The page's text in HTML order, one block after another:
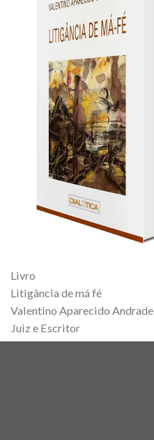
Livro
Litigância de má fé
Valentino Aparecido Andrade
Juiz e Escritor